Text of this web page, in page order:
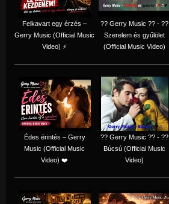
Felkavart egy érzés –
Gerry Music (Official Music
Video) ⚡
?? Gerry Music ?? - ??
Szerelem és gyűlölet
(Official Music Video)
Édes érintés – Gerry
Music (Official Music
Video) ❤️
?? Gerry Music ?? - ??
Búcsú (Official Music
Video)